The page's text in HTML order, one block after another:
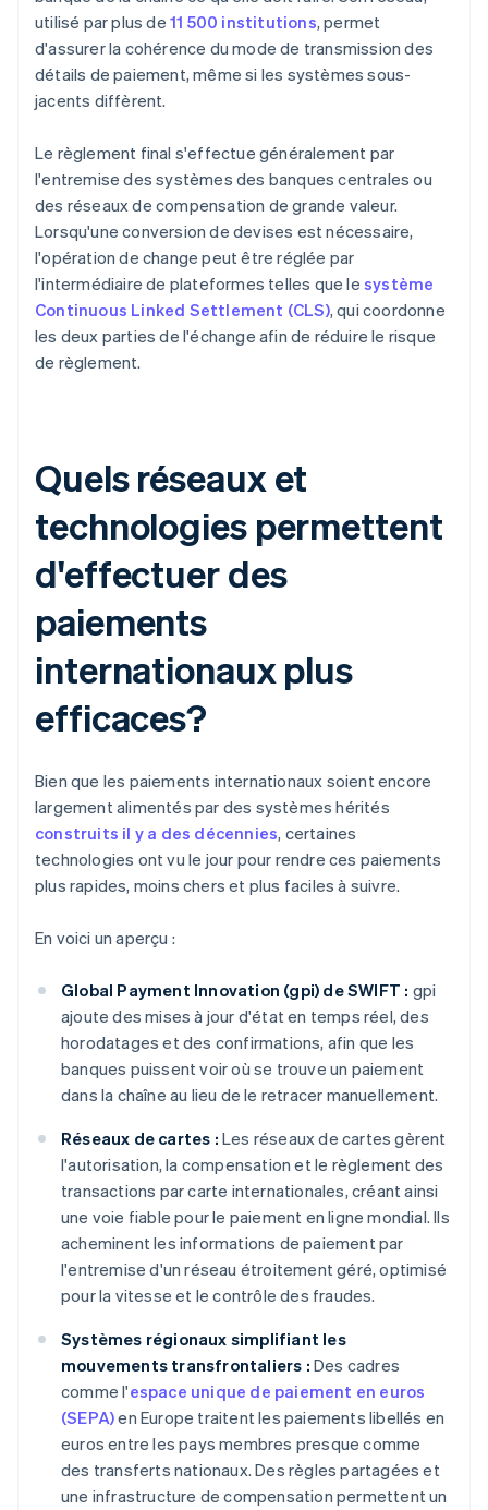
utilisé par plus de 11 500 institutions, permet
d'assurer la cohérence du mode de transmission des
détails de paiement, même si les systèmes sous-
jacents diffèrent.
Le règlement final s'effectue généralement par
l'entremise des systèmes des banques centrales ou
des réseaux de compensation de grande valeur.
Lorsqu'une conversion de devises est nécessaire,
l'opération de change peut être réglée par
l'intermédiaire de plateformes telles que le système
Continuous Linked Settlement (CLS), qui coordonne
les deux parties de l'échange afin de réduire le risque
de règlement.
Quels réseaux et
technologies permettent
d'effectuer des
paiements
internationaux plus
efficaces?
Bien que les paiements internationaux soient encore
largement alimentés par des systèmes hérités
construits il y a des décennies, certaines
technologies ont vu le jour pour rendre ces paiements
plus rapides, moins chers et plus faciles à suivre.
En voici un aperçu :
Global Payment Innovation (gpi) de SWIFT : gpi
ajoute des mises à jour d'état en temps réel, des
horodatages et des confirmations, afin que les
banques puissent voir où se trouve un paiement
dans la chaîne au lieu de le retracer manuellement.
Réseaux de cartes : Les réseaux de cartes gèrent
l'autorisation, la compensation et le règlement des
transactions par carte internationales, créant ainsi
une voie fiable pour le paiement en ligne mondial. Ils
acheminent les informations de paiement par
l'entremise d'un réseau étroitement géré, optimisé
pour la vitesse et le contrôle des fraudes.
Systèmes régionaux simplifiant les
mouvements transfrontaliers : Des cadres
comme l'espace unique de paiement en euros
(SEPA)en Europe traitent les paiements libellés en
euros entre les pays membres presque comme
des transferts nationaux. Des règles partagées et
une infrastructure de compensation permettent un